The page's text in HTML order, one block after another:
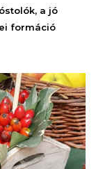
a jó
formáció